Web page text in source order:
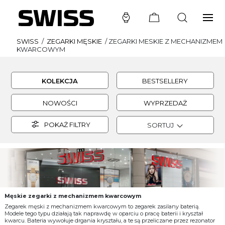
SWISS / ZEGARKI MĘSKIE /ZEGARKI MESKIE Z MECHANIZMEM
KWARCOWYM
KOLEKCJA BESTSELLERY
NOWOŚCI WYPRZEDAŻ
POKAŻ FILTRY SORTUJ
Męskie zegarki z mechanizmem kwarcowym
Zegarek męski z mechanizmem kwarcowym to zegarek zasilany baterią.
Modele tego typu działają tak naprawdę w oparciu o pracę baterii i kryształ
kwarcu. Bateria wywołuje drgania kryształu, a te są przeliczane przez rezonator